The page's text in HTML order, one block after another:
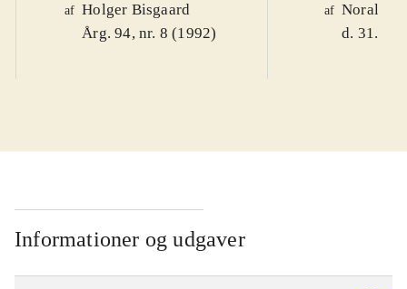
af Holger Bisgaard
Årg. 94, nr. 8 (1992)
af Noralv
d. 31.
Informationer og udgaver